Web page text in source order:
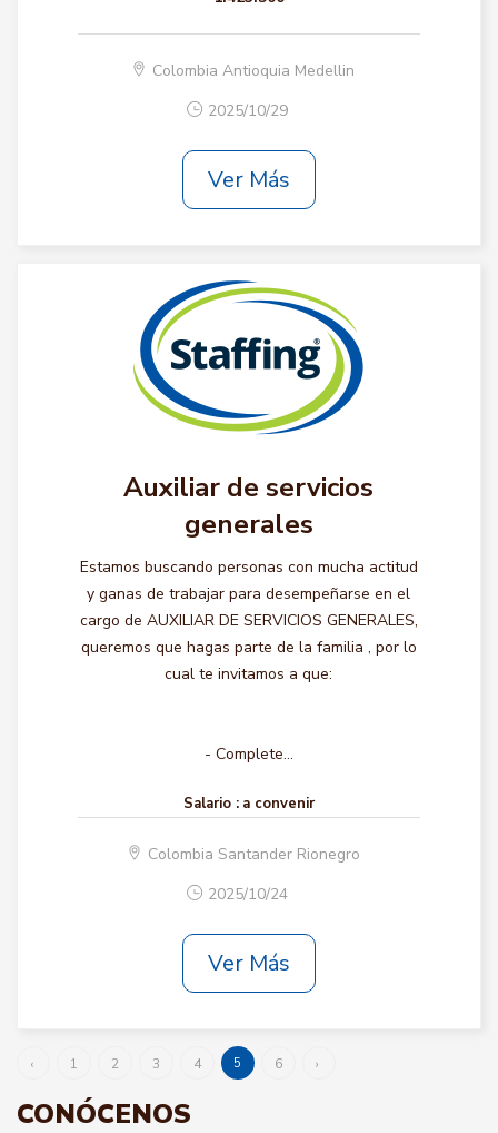
Colombia Antioquia Medellin
2025/10/29
Ver Más
Auxiliar de servicios
generales
Estamos buscando personas con mucha actitud
y ganas de trabajar para desempeñarse en el
cargo de AUXILIAR DE SERVICIOS GENERALES,
queremos que hagas parte de la familia , por lo
cual te invitamos a que:
- Complete...
Salario : a convenir
Colombia Santander Rionegro
2025/10/24
Ver Más
‹ 1 2 3 4 5 6 ›
CONÓCENOS